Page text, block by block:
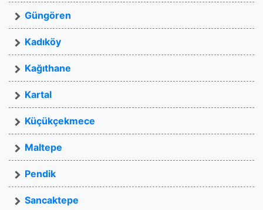
Güngören
Kadıköy
Kağıthane
Kartal
Küçükçekmece
Maltepe
Pendik
Sancaktepe